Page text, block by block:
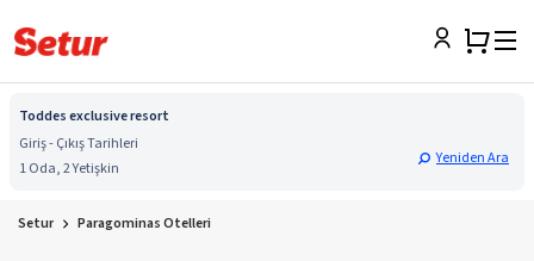
Toddes exclusive resort
Giriş - Çıkış Tarihleri
1 Oda, 2 Yetişkin
Yeniden Ara
Setur Paragominas Otelleri